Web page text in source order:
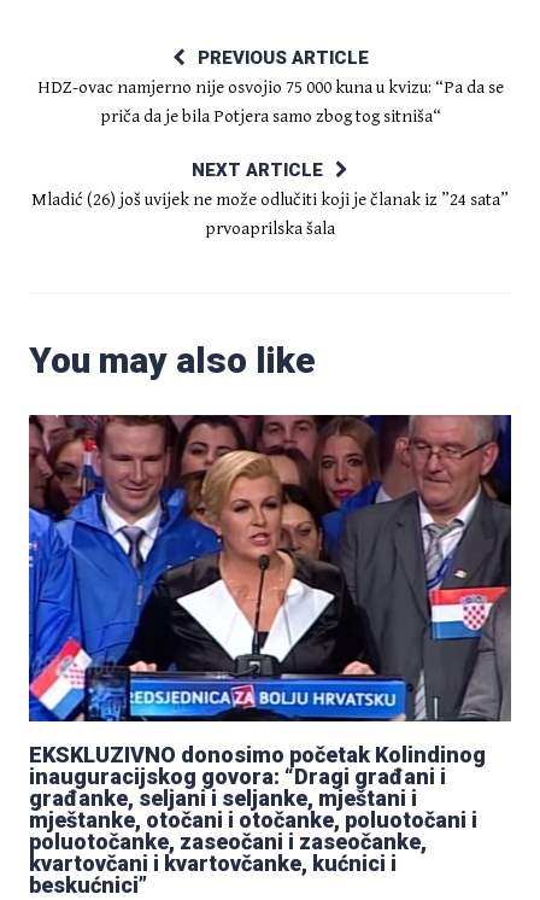
PREVIOUS ARTICLE
HDZ-ovac namjerno nije osvojio 75 000 kuna u kvizu: “Pa da se
priča da je bila Potjera samo zbog tog sitniša“
NEXT ARTICLE
Mladić (26) još uvijek ne može odlučiti koji je članak iz ”24 sata”
prvoaprilska šala
You may also like
EKSKLUZIVNO donosimo početak Kolindinog
inauguracijskog govora: “Dragi građani i
građanke, seljani i seljanke, mještani i
mještanke, otočani i otočanke, poluotočani i
poluotočanke, zaseočani i zaseočanke,
kvartovčani i kvartovčanke, kućnici i
beskućnici”